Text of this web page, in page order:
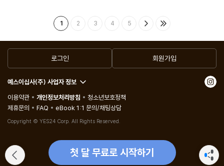
1 2 3 4 5
첫 달 무료로 시작하기
로그인 회원가입
예스이십사(주) 사업자 정보
이용약관
개인정보처리방침
청소년보호정책
제휴문의
FAQ eBook 1:1 문의/채팅상담
Copyright © YES24 Corp. All Rights Reserved.